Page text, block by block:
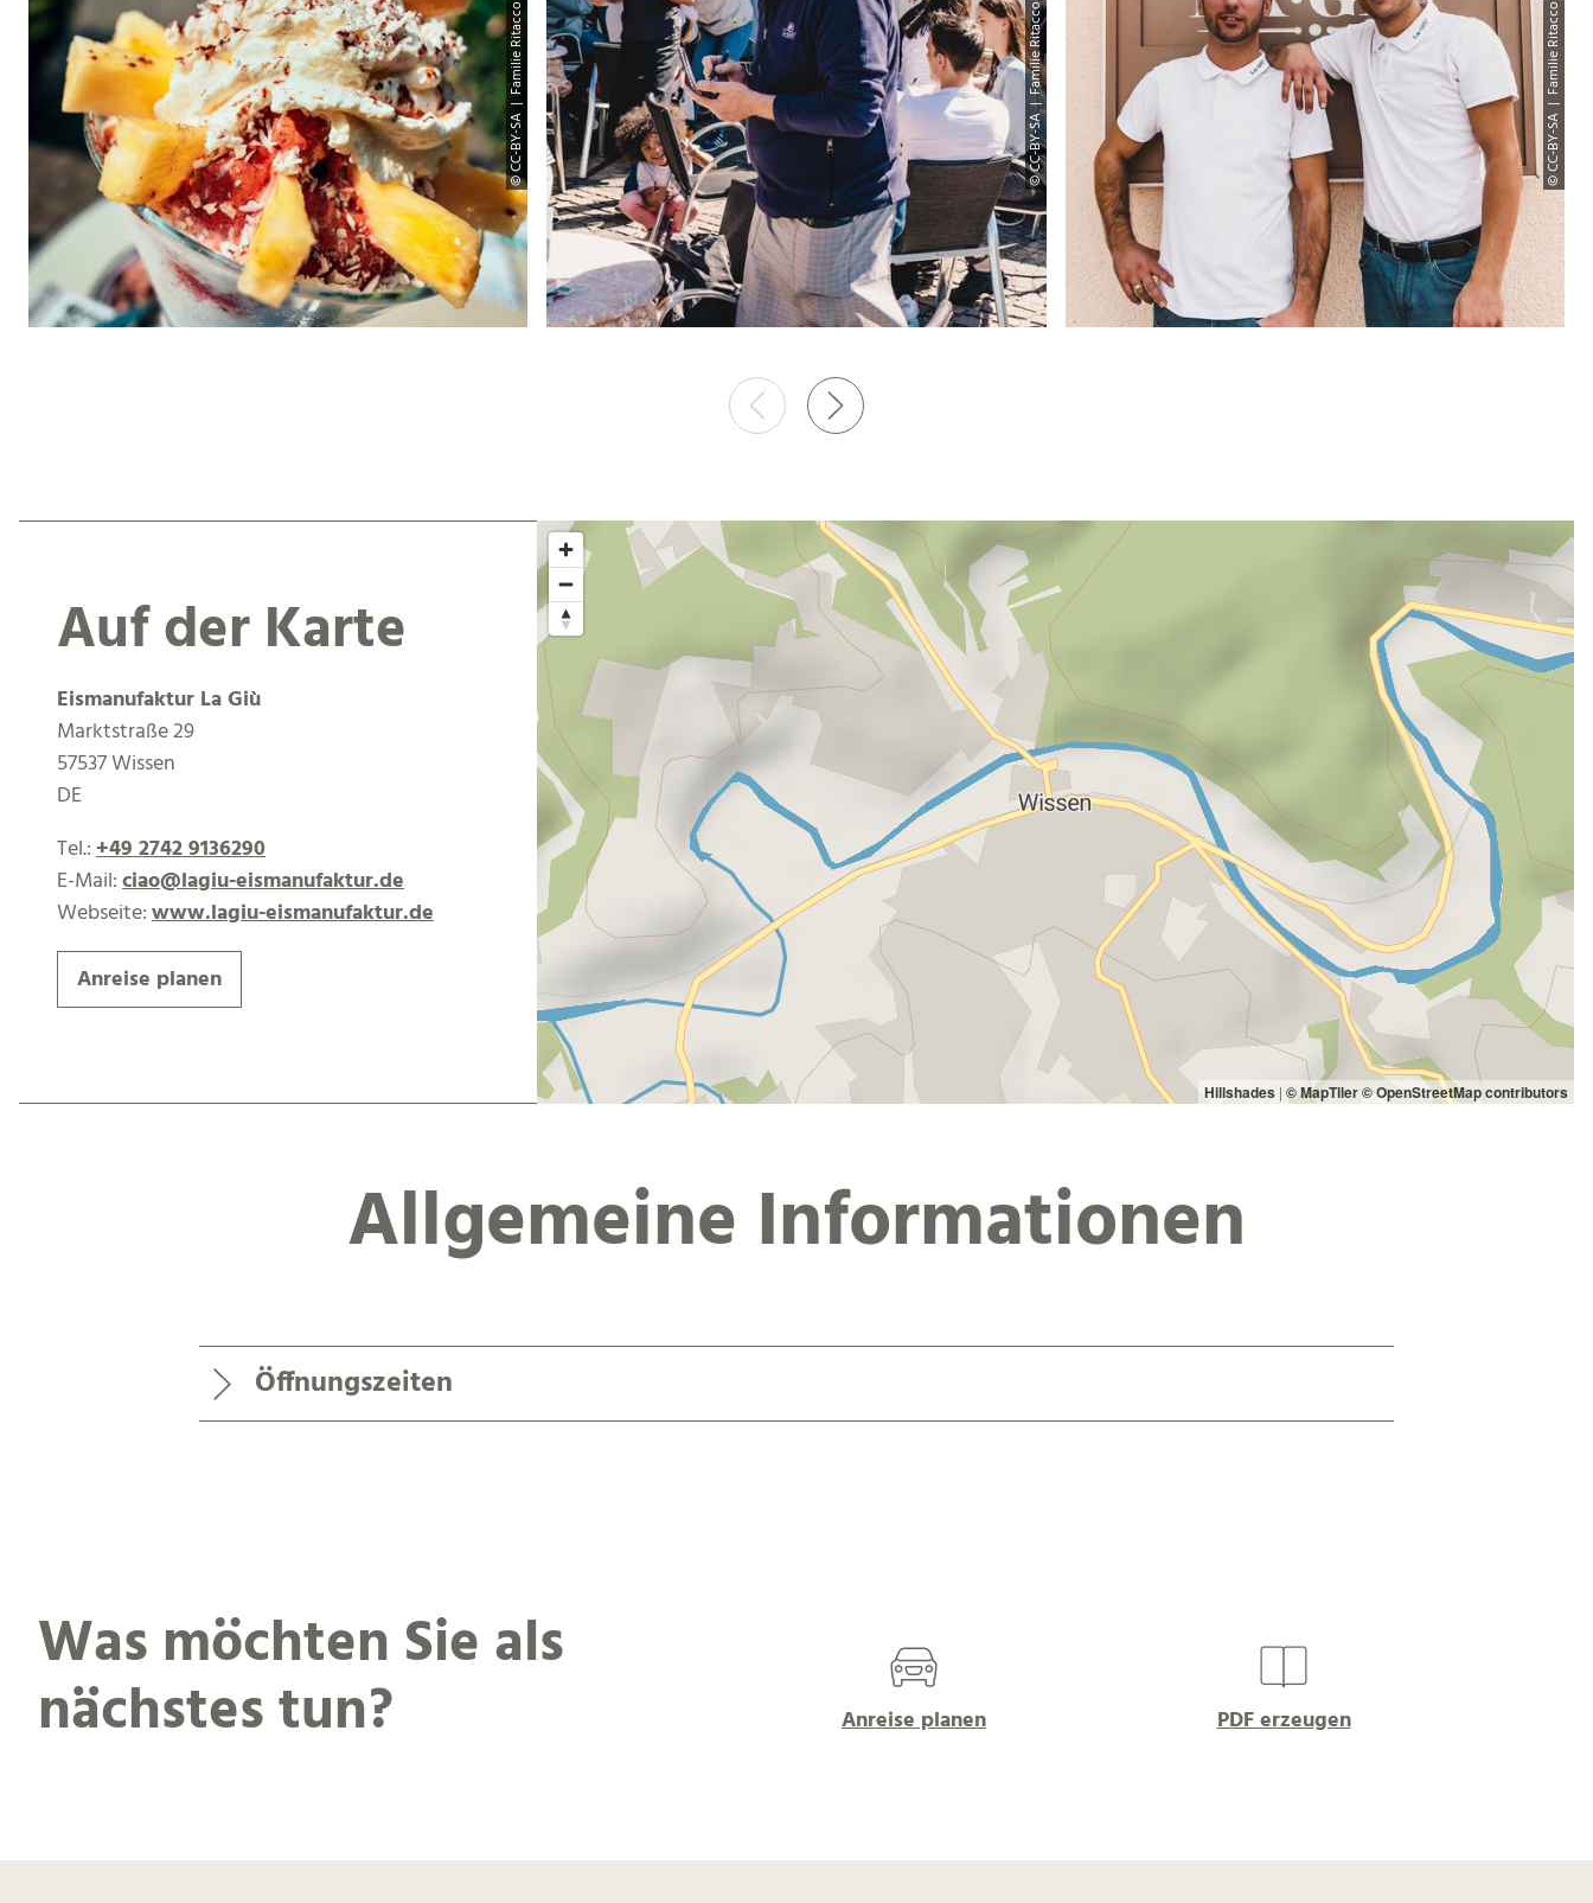
© CC-BY-SA | Familie Ritacco © CC-BY-SA | Familie Ritacco © CC-BY-SA | Familie Ritacco
Auf der Karte
Eismanufaktur La Giù
Marktstraße 29
57537 Wissen
DE
Tel.:+49 2742 9136290
E-Mail:ciao@lagiu-eismanufaktur.de
Webseite:www.lagiu-eismanufaktur.de
Anreise planen
Hillshades | © MapTiler© OpenStreetMap contributors
Allgemeine Informationen
Öffnungszeiten
Was möchten Sie als
nächstes tun? Anreise planen PDF erzeugen